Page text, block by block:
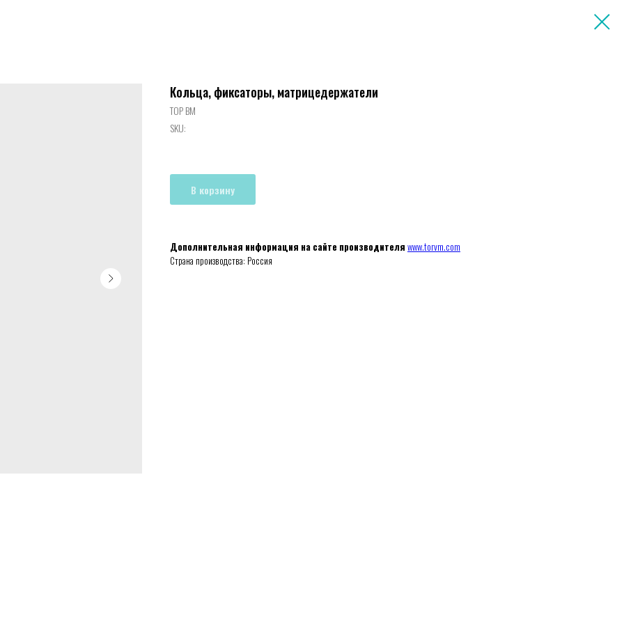
Кольца, фиксаторы, матрицедержатели
ТОР ВМ
SKU:
В корзину
Дополнительная информация на сайте производителя www.torvm.com
Страна производства: Россия